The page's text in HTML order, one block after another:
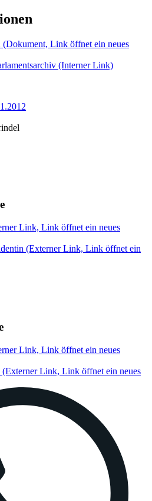
(Dokument, Link öffnet ein neues
(Interner Link)
Link, Link öffnet ein neues
(Externer Link, Link öffnet ein
Link, Link öffnet ein neues
(Externer Link, Link öffnet ein neues